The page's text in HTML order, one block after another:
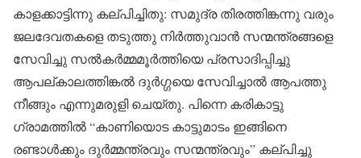
കാളക്കാട്ടിന്നു കല്പിച്ചിതു: സമുദ്ര തിരത്തിങ്കന്നു വരും
ജലദേവതകളെ തടുത്തു നിർത്തുവാൻ സന്മന്ത്രങ്ങളെ
സേവിച്ചു സൽകർമ്മമൂർത്തിയെ പ്രസാദിപ്പിച്ചു
ആപല്കാലത്തിങ്കൽ ദുർഗ്ഗയെ സേവിച്ചാൽ ആപത്തു
നീങ്ങും എന്നുമരുളി ചെയ്തു. പിന്നെ കരികാട്ടു
ഗ്രാമത്തിൽ “കാണിയൊട കാട്ടുമാടം ഇങ്ങിനെ
രണ്ടാൾക്കും ദുർമ്മന്ത്രവും സന്മന്ത്രവും” കല്പിച്ചു